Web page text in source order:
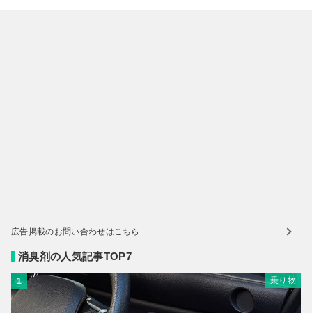
広告掲載のお問い合わせはこちら
消臭剤の人気記事TOP7
1 乗り物